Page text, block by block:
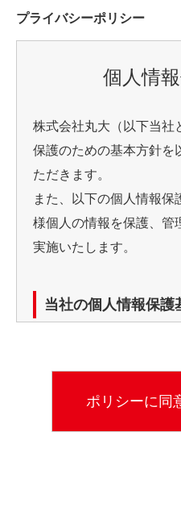
プライバシーポリシー
個人情
株式会社丸大（以下当社
保護のための基本方針を
ただきます。
また、以下の個人情報
様個人の情報を保護、管
実施いたします。
当社の個人情報保護
※お客様からのお問い合